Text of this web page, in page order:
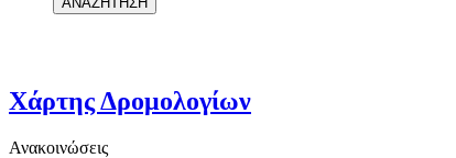
Χάρτης Δρομολογίων
Ανακοινώσεις